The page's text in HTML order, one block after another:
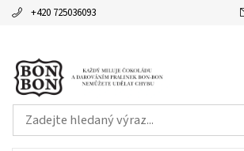
+420 725036093